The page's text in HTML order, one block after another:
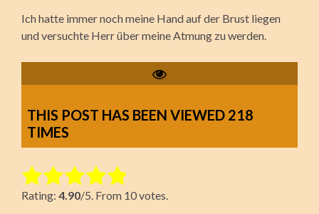
Ich hatte immer noch meine Hand auf der Brust liegen
und versuchte Herr über meine Atmung zu werden.
THIS POST HAS BEEN VIEWED 218
TIMES
Rate this item:
Submit Rating
Rating: 4.90/5. From 10 votes.